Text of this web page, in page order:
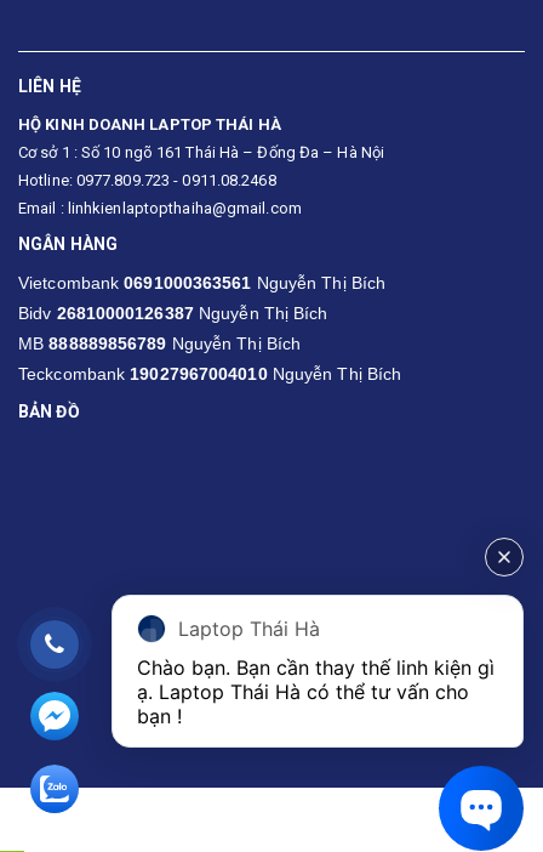
LIÊN HỆ
HỘ KINH DOANH LAPTOP THÁI HÀ
Cơ sở 1 : Số 10 ngõ 161 Thái Hà – Đống Đa – Hà Nội
Hotline: 0977.809.723 - 0911.08.2468
Email : linhkienlaptopthaiha@gmail.com
NGÂN HÀNG
Vietcombank0691000363561 Nguyễn Thị Bích
Bidv 26810000126387Nguyễn Thị Bích
MB888889856789 Nguyễn Thị Bích
Teckcombank 19027967004010Nguyễn Thị Bích
BẢN ĐỒ
Laptop Thái Hà
Chào bạn. Bạn cần thay thế linh kiện gì
ạ. Laptop Thái Hà có thể tư vấn cho
bạn !